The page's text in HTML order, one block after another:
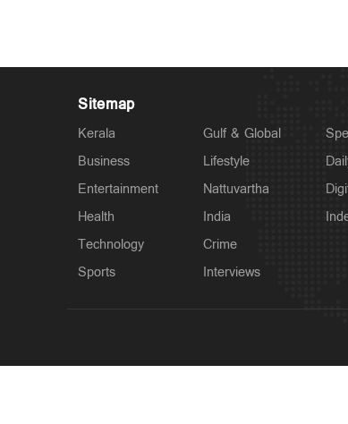
Sitemap
Kerala
Business
Entertainment
Health
Technology
Sports
Gulf & Global
Lifestyle
Nattuvartha
India
Crime
Interviews